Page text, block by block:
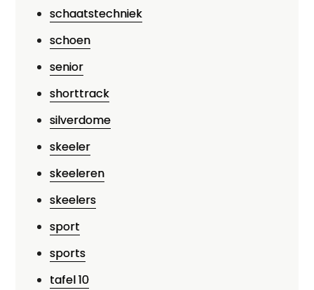
schaatstechniek
schoen
senior
shorttrack
silverdome
skeeler
skeeleren
skeelers
sport
sports
tafel 10